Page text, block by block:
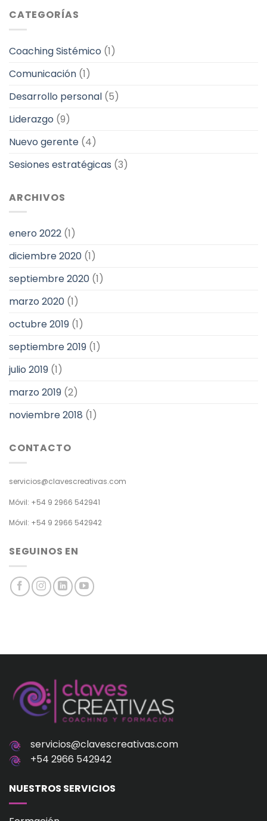
CATEGORÍAS
Coaching Sistémico (1)
Comunicación (1)
Desarrollo personal (5)
Liderazgo (9)
Nuevo gerente (4)
Sesiones estratégicas (3)
ARCHIVOS
enero 2022 (1)
diciembre 2020 (1)
septiembre 2020 (1)
marzo 2020 (1)
octubre 2019 (1)
septiembre 2019 (1)
julio 2019 (1)
marzo 2019 (2)
noviembre 2018 (1)
CONTACTO
servicios@clavescreativas.com
Móvil: +54 9 2966 542941
Móvil: +54 9 2966 542942
SEGUINOS EN
servicios@clavescreativas.com
+54 2966 542942
NUESTROS SERVICIOS